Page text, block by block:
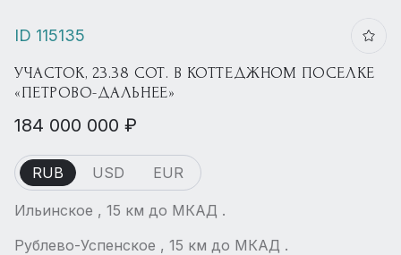
ID 115135
УЧАСТОК, 23.38 СОТ. В КОТТЕДЖНОМ ПОСЕЛКЕ
«ПЕТРОВО-ДАЛЬНЕЕ»
184 000 000 ₽
RUB USD EUR
Ильинское , 15 км до МКАД .
Рублево-Успенское , 15 км до МКАД .